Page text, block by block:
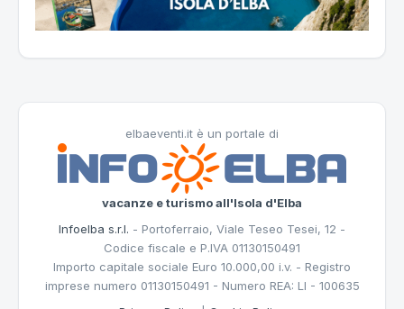
elbaeventi.it è un portale di
vacanze e turismo all'Isola d'Elba
Infoelba s.r.l. - Portoferraio, Viale Teseo Tesei, 12 -
Codice fiscale e P.IVA 01130150491
Importo capitale sociale Euro 10.000,00 i.v. - Registro
imprese numero 01130150491 - Numero REA: LI - 100635